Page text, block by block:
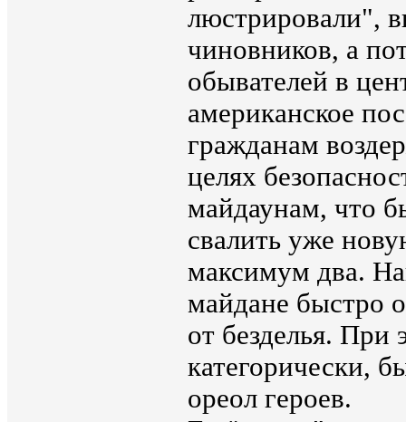
люстрировали",
чиновников, а
обывателей в
американское
гражданам
целях
майдаунам, что
свалить уже
максимум два.
майдане быстро
от безделья. При
категорически,
ореол героев.